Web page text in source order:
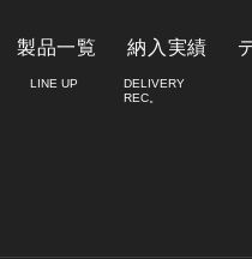
製品一覧 納入実績
LINE UP
DELIVERY
REC。